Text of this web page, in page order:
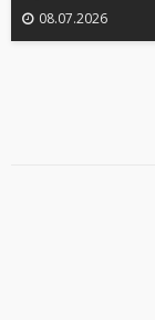
08.07.2026